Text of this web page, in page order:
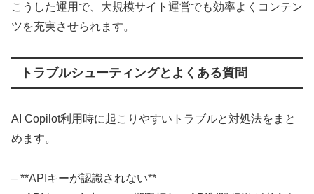
こうした運用で、大規模サイト運営でも効率よくコンテン
ツを充実させられます。
トラブルシューティングとよくある質問
AI Copilot利用時に起こりやすいトラブルと対処法をまと
めます。
– **APIキーが認識されない**